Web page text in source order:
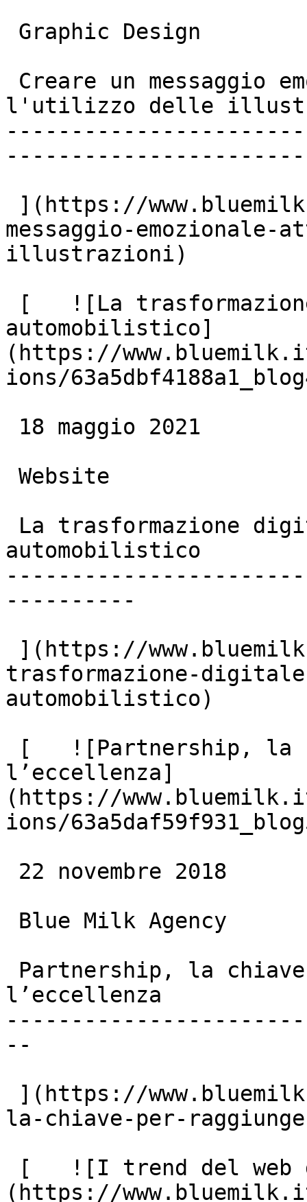
l'utilizzo delle
-----------------------
messaggio-
illustrazioni)
automobilistico]
(https://
ions/
automobilistico
----------
trasformazione-
automobilistico)
l’eccellenza]
(https://
ions/
l’eccellenza
--
la-chiave-per-
(https://